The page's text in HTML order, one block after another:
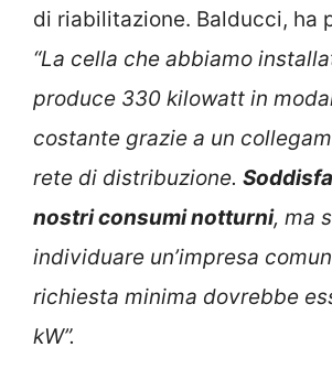
di riabilitazione. Balducci, ha
“La cella che abbiamo
produce 330 kilowatt in
costante grazie a un
rete di distribuzione.
nostri consumi notturni, ma
individuare un’impresa
richiesta minima dovrebbe
kW”.